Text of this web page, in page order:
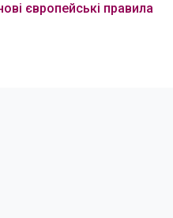
європейські правила